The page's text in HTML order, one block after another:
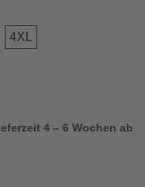
4XL
4 – 6 Wochen ab